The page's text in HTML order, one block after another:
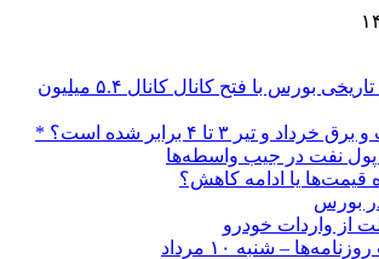
*رکوردشکنی تاریخی بورس با فتح کانال کانال ۵.۴ میلیون
و تیر ۳ تا ۴ برابر شده است؟ *
پول نفت در جیب واسطه‌ها
قیمت‌ها یا ادامه کاهش؟
بورس
از واردات خودرو
– شنبه ۱۰ مرداد